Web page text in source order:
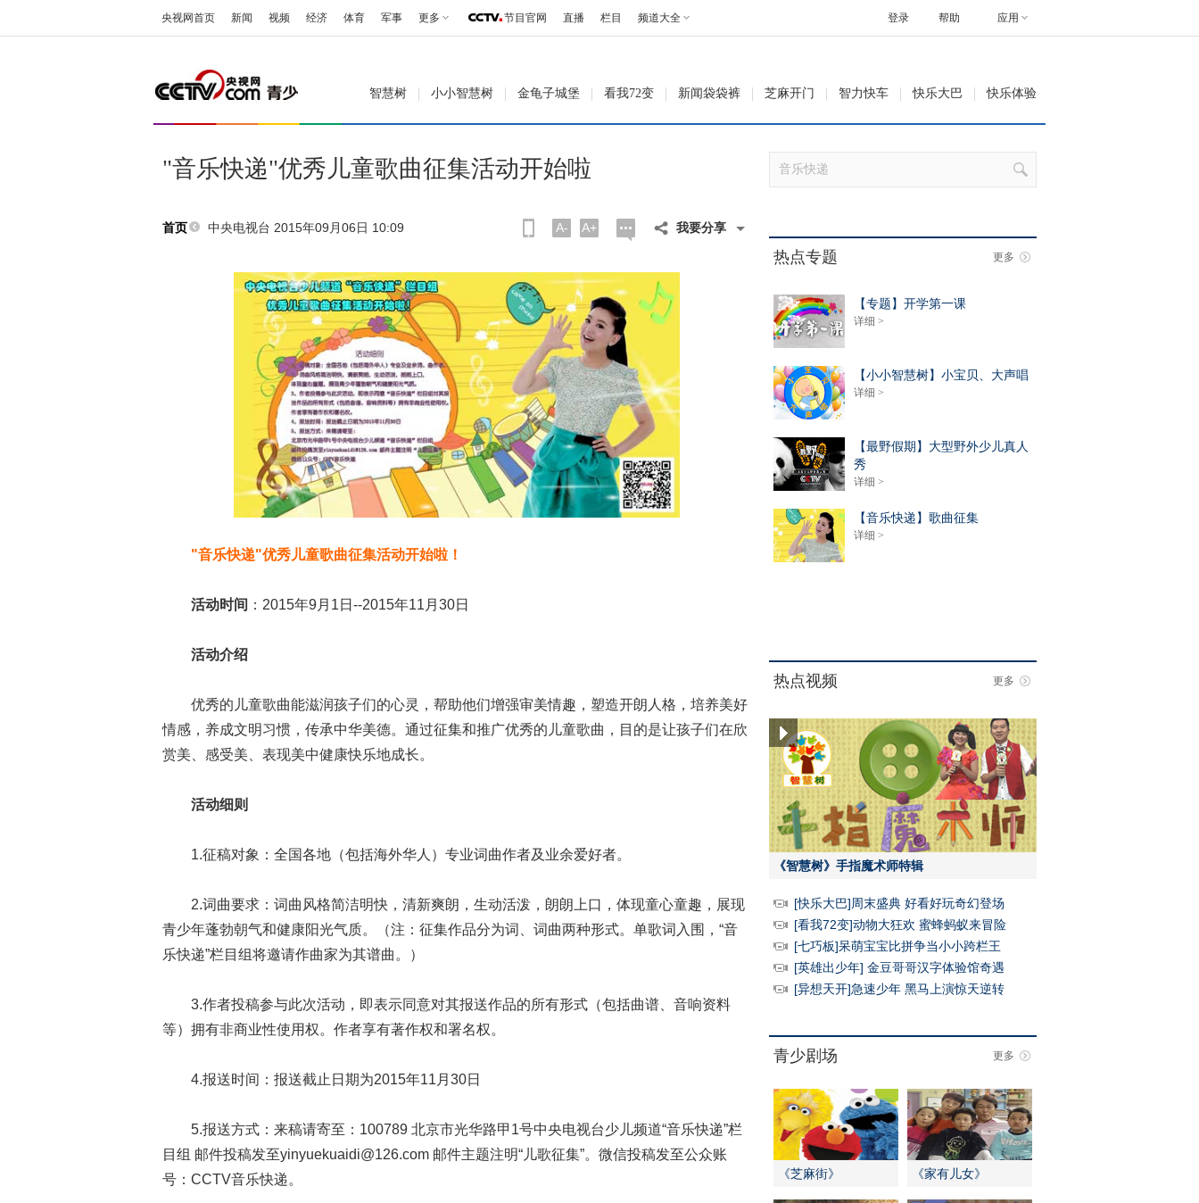
央视网首页 新闻 视频 经济 体育 军事 更多 节目官网 直播 栏目 频道大全 帮助 应用
登录
智慧树 小小智慧树 金龟子城堡 看我72变 新闻袋袋裤 芝麻开门 智力快车 快乐大巴 快乐体验
"音乐快递"优秀儿童歌曲征集活动开始啦
首页 中央电视台 2015年09月06日 10:09 A- A+ 我要分享
"音乐快递"优秀儿童歌曲征集活动开始啦！
活动时间 ：2015年9月1日--2015年11月30日
活动介绍
优秀的儿童歌曲能滋润孩子们的心灵，帮助他们增强审美情趣，塑造开朗人格，培养美好
情感，养成文明习惯，传承中华美德。通过征集和推广优秀的儿童歌曲，目的是让孩子们在欣
赏美、感受美、表现美中健康快乐地成长。
活动细则
1.征稿对象：全国各地（包括海外华人）专业词曲作者及业余爱好者。
2.词曲要求：词曲风格简洁明快，清新爽朗，生动活泼，朗朗上口，体现童心童趣，展现
青少年蓬勃朝气和健康阳光气质。（注：征集作品分为词、词曲两种形式。单歌词入围，“音
乐快递”栏目组将邀请作曲家为其谱曲。）
3.作者投稿参与此次活动，即表示同意对其报送作品的所有形式（包括曲谱、音响资料
等）拥有非商业性使用权。作者享有著作权和署名权。
4.报送时间：报送截止日期为2015年11月30日
5.报送方式：来稿请寄至：100789 北京市光华路甲1号中央电视台少儿频道“音乐快递”栏
目组 邮件投稿发至yinyuekuaidi@126.com 邮件主题注明“儿歌征集”。微信投稿发至公众账
号：CCTV音乐快递。
热点专题 更多
【专题】开学第一课
详细 >
【小小智慧树】小宝贝、大声唱
详细 >
【最野假期】大型野外少儿真人
秀
详细 >
【音乐快递】歌曲征集
详细 >
热点视频 更多
《智慧树》手指魔术师特辑
[快乐大巴]周末盛典 好看好玩奇幻登场
[看我72变]动物大狂欢 蜜蜂蚂蚁来冒险
[七巧板]呆萌宝宝比拼争当小小跨栏王
[英雄出少年] 金豆哥哥汉字体验馆奇遇
[异想天开]急速少年 黑马上演惊天逆转
青少剧场 更多
《芝麻街》 《家有儿女》